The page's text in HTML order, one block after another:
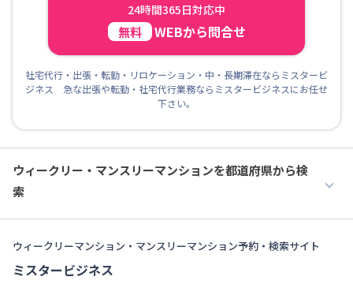
24時間365日対応中
無料 WEBから問合せ
社宅代行・出張・転勤・リロケーション・中・長期滞在ならミスタービ
ジネス 急な出張や転勤・社宅代行業務ならミスタービジネスにお任せ
下さい。
ウィークリー・マンスリーマンションを都道府県から検
索
ウィークリーマンション・マンスリーマンション予約・検索サイト
ミスタービジネス